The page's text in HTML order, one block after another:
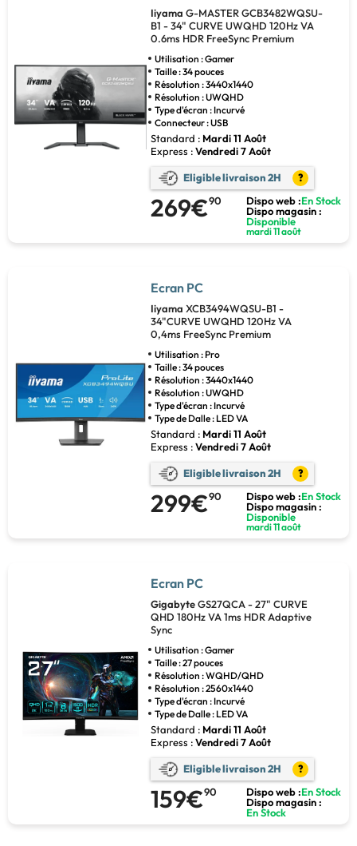
Iiyama G-MASTER GCB3482WQSU-
B1 - 34" CURVE UWQHD 120Hz VA
0.6ms HDR FreeSync Premium
Utilisation : Gamer
Taille : 34 pouces
Résolution : 3440x1440
Résolution : UWQHD
Type d'écran : Incurvé
Connecteur : USB
Standard : Mardi 11 Août
Express :Vendredi 7 Août
Eligible livraison 2H ?
269€90 Dispo web :En Stock
Dispo magasin :
Disponible
mardi 11 août
Ecran PC
Iiyama XCB3494WQSU-B1 -
34"CURVE UWQHD 120Hz VA
0,4ms FreeSync Premium
Utilisation : Pro
Taille : 34 pouces
Résolution : 3440x1440
Résolution : UWQHD
Type d'écran : Incurvé
Type de Dalle : LED VA
Standard : Mardi 11 Août
Express :Vendredi 7 Août
Eligible livraison 2H ?
299€90 Dispo web :En Stock
Dispo magasin :
Disponible
mardi 11 août
Ecran PC
GigabyteGS27QCA - 27" CURVE
QHD 180Hz VA 1ms HDR Adaptive
Sync
Utilisation : Gamer
Taille : 27 pouces
Résolution : WQHD/QHD
Résolution : 2560x1440
Type d'écran : Incurvé
Type de Dalle : LED VA
Standard : Mardi 11 Août
Express :Vendredi 7 Août
Eligible livraison 2H ?
159€90 Dispo web :En Stock
Dispo magasin :
En Stock